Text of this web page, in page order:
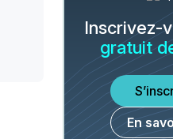
Inscrivez-
gratuit
En